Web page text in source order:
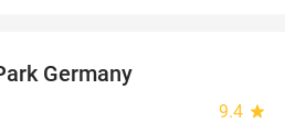
Germany
9.4 star